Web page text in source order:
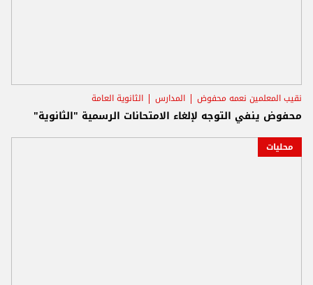
نقيب المعلمين نعمه محفوض المدارس الثانوية العامة
محفوض ينفي التوجه لإلغاء الامتحانات الرسمية "الثانوية"
محليات